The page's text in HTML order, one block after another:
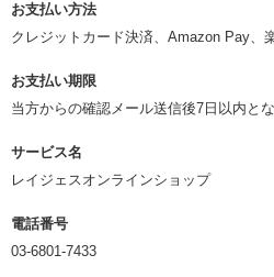
お支払い方法
クレジットカード決済、Amazon Pay、
お支払い期限
当方からの確認メール送信後7日以内と
サービス名
レイジェスオンラインショップ
電話番号
03-6801-7433